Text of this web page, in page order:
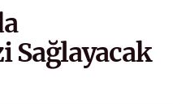
Sağlayacak